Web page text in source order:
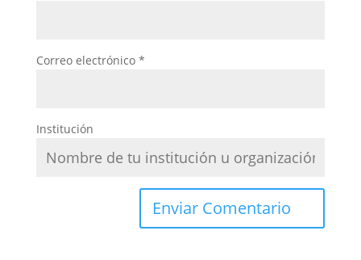
Correo electrónico *
Institución